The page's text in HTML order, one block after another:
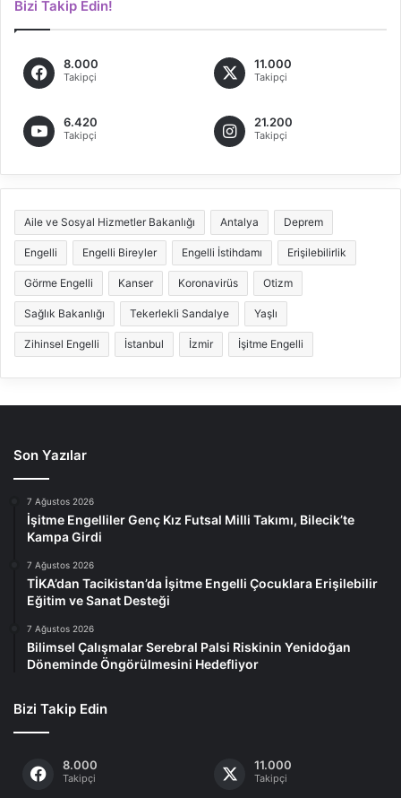
Bizi Takip Edin!
8.000
Takipçi
11.000
Takipçi
6.420
Takipçi
21.200
Takipçi
Aile ve Sosyal Hizmetler Bakanlığı Antalya Deprem
Engelli Engelli Bireyler Engelli İstihdamı Erişilebilirlik
Görme Engelli Kanser Koronavirüs Otizm
Sağlık Bakanlığı Tekerlekli Sandalye Yaşlı
Zihinsel Engelli İstanbul İzmir İşitme Engelli
Son Yazılar
7 Ağustos 2026
İşitme Engelliler Genç Kız Futsal Milli Takımı, Bilecik’te
Kampa Girdi
7 Ağustos 2026
TİKA’dan Tacikistan’da İşitme Engelli Çocuklara Erişilebilir
Eğitim ve Sanat Desteği
7 Ağustos 2026
Bilimsel Çalışmalar Serebral Palsi Riskinin Yenidoğan
Döneminde Öngörülmesini Hedefliyor
Bizi Takip Edin
8.000
Takipçi
11.000
Takipçi